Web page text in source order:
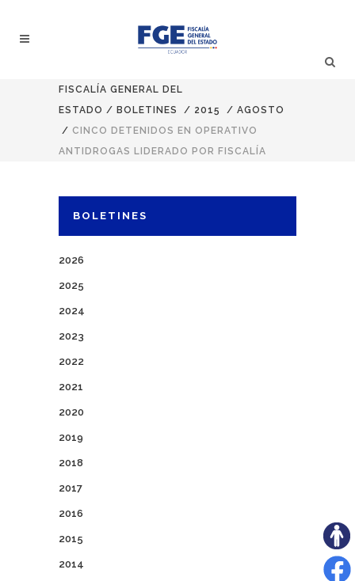
FISCALÍA GENERAL DEL
ESTADO / BOLETINES / 2015 / AGOSTO
/ CINCO DETENIDOS EN OPERATIVO
ANTIDROGAS LIDERADO POR FISCALÍA
BOLETINES
2026
2025
2024
2023
2022
2021
2020
2019
2018
2017
2016
2015
2014